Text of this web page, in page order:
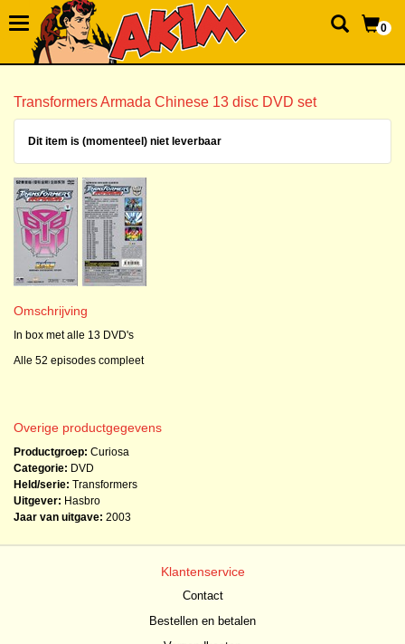
0
Transformers Armada Chinese 13 disc DVD set
Dit item is (momenteel) niet leverbaar
Omschrijving
In box met alle 13 DVD's
Alle 52 episodes compleet
Overige productgegevens
Productgroep: Curiosa
Categorie: DVD
Held/serie: Transformers
Uitgever: Hasbro
Jaar van uitgave: 2003
Klantenservice
Contact
Bestellen en betalen